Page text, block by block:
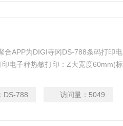
合APP为DIGI寺冈DS-788条码打印电
电子秤热敏打印：Z大宽度60mm(标
DS-788 访问量： 5049